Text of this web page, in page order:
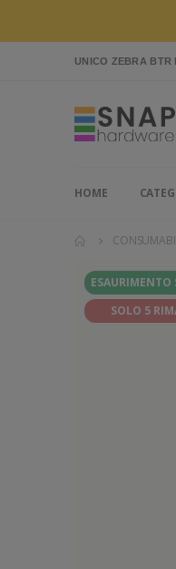
UNICO ZEBRA BTR
HOME
ESAURIMENTO
SOLO 5